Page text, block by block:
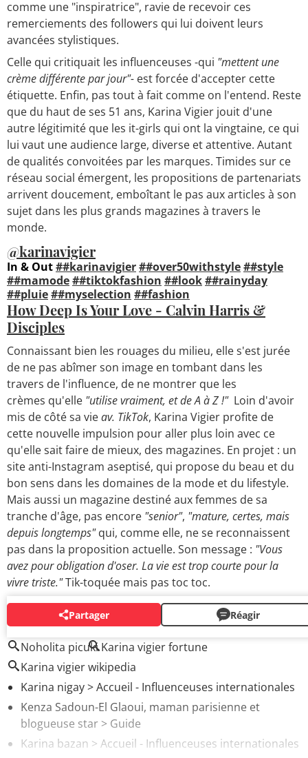
comme une "inspiratrice", ravie de recevoir ces
remerciements des followers qui lui doivent leurs
avancées stylistiques.
Celle qui critiquait les influenceuses -qui "mettent une
crème différente par jour"- est forcée d'accepter cette
étiquette. Enfin, pas tout à fait comme on l'entend. Reste
que du haut de ses 51 ans, Karina Vigier jouit d'une
autre légitimité que les it-girls qui ont la vingtaine, ce qui
lui vaut une audience large, diverse et attentive. Autant
de qualités convoitées par les marques. Timides sur ce
réseau social émergent, les propositions de partenariats
arrivent doucement, emboîtant le pas aux articles à son
sujet dans les plus grands magazines à travers le
monde.
@karinavigier
In & Out##karinavigier##over50withstyle##style
##mamode##tiktokfashion ##look##rainyday
##pluie##myselection ##fashion
How Deep Is Your Love - Calvin Harris &
Disciples
Connaissant bien les rouages du milieu, elle s'est jurée
de ne pas abîmer son image en tombant dans les
travers de l'influence, de ne montrer que les
crèmes qu'elle "utilise vraiment, et de A à Z !"Loin d'avoir
mis de côté sa vieav. TikTok, Karina Vigier profite de
cette nouvelle impulsion pour aller plus loin avec ce
qu'elle sait faire de mieux, des magazines. En projet : un
site anti-Instagram aseptisé, qui propose du beau et du
bon sens dans les domaines de la mode et du lifestyle.
Mais aussi un magazine destiné aux femmes de sa
tranche d'âge, pas encore "senior", "mature, certes, mais
depuis longtemps"qui, comme elle, ne se reconnaissent
pas dans la proposition actuelle. Son message : "Vous
avez pour obligation d'oser. La vie est trop courte pour la
vivre triste."Tik-toquée mais pas toc toc.
Partager Réagir
AUTOUR DU MÊME SUJET
Noholita picuki Karina vigier fortune
Karina vigier wikipedia
Karina nigay> Accueil - Influenceuses internationales
Kenza Sadoun-El Glaoui, maman parisienne et
blogueuse star > Guide
Karina bazan > Accueil - Influenceuses internationales